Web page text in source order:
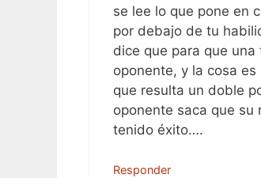
se lee lo que pone en
por debajo de tu
dice que para que
oponente, y la cosa
que resulta un doble
oponente saca que su
tenido éxito….
Responder